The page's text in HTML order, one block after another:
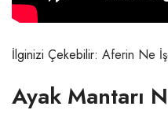
İlginizi Çekebilir: Aferin Ne
Ayak Mantarı